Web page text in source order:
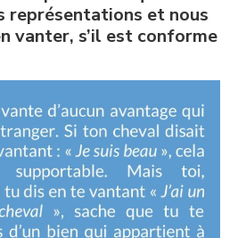
représentations et nous
vanter, s’il est conforme